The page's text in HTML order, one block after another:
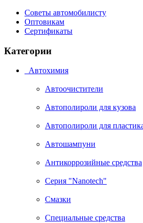
Советы автомобилисту
Оптовикам
Сертификаты
Категории
Автохимия
Автоочистители
Автополироли для кузова
Автополироли для
Автошампуни
Антикоррозийные средства
Серия "Nanotech"
Смазки
Специальные средства